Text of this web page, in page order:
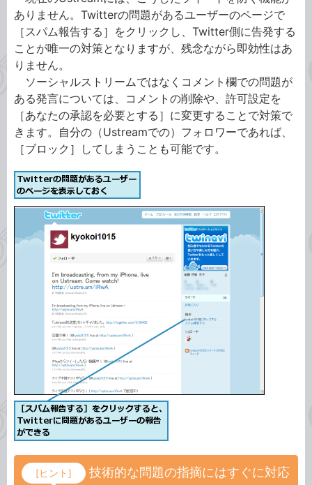
ありません。Twitterの問題があるユーザーのページで
［スパム報告する］をクリックし、Twitter側に告発する
ことが唯一の対策となりますが、残念ながら即効性はあ
りません。
ソーシャルストリームではなくコメント欄での問題が
ある発言については、コメントの削除や、許可設定を
［あなたの承認を必要とする］に変更することで対策で
きます。自分の（Ustreamでの）フォロワーであれば、
［ブロック］してしまうことも可能です。
[ヒント]
技術的な問題の指摘にはすぐに対応